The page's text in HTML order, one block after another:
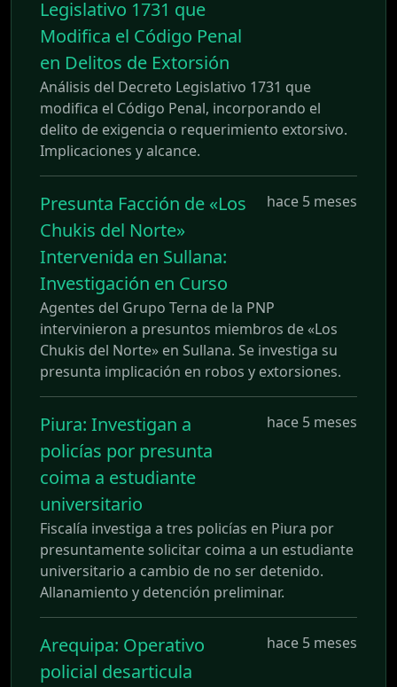
Legislativo 1731 que
Modifica el Código Penal
en Delitos de Extorsión
Análisis del Decreto Legislativo 1731 que
modifica el Código Penal, incorporando el
delito de exigencia o requerimiento extorsivo.
Implicaciones y alcance.
Presunta Facción de «Los
Chukis del Norte»
Intervenida en Sullana:
Investigación en Curso
hace 5 meses
Agentes del Grupo Terna de la PNP
intervinieron a presuntos miembros de «Los
Chukis del Norte» en Sullana. Se investiga su
presunta implicación en robos y extorsiones.
Piura: Investigan a
policías por presunta
coima a estudiante
universitario
hace 5 meses
Fiscalía investiga a tres policías en Piura por
presuntamente solicitar coima a un estudiante
universitario a cambio de no ser detenido.
Allanamiento y detención preliminar.
Arequipa: Operativo
policial desarticula
hace 5 meses